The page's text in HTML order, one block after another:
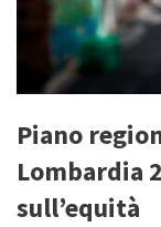
Piano
Lombardia
sull’equità